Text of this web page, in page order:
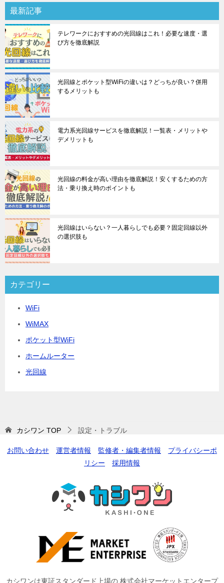
最新記事
テレワークにおすすめの光回線はこれ！必要な速度・選
び方を徹底解説
光回線とポケット型WiFiの違いは？どっちが良い？併用
するメリットも
電力系光回線サービスを徹底解説！一覧表・メリットや
デメリットも
光回線の料金が高い理由を徹底解説！安くするための方
法・乗り換え時のポイントも
光回線はいらない？一人暮らしでも必要？固定回線以外
の選択肢も
カテゴリー
WiFi
WiMAX
ポケット型WiFi
ホームルーター
光回線
カシワン TOP 設定・トラブル
お問い合わせ 運営者情報 監修者・編集者情報
プライバシーポ
リシー
採用情報
カシワンは東証スタンダード上場の 株式会社マーケットエンタープ